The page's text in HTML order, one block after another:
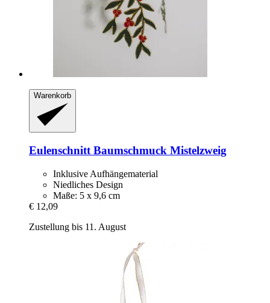
Warenkorb
Eulenschnitt Baumschmuck Mistelzweig
Inklusive Aufhängematerial
Niedliches Design
Maße: 5 x 9,6 cm
€ 12,09
Zustellung bis 11. August